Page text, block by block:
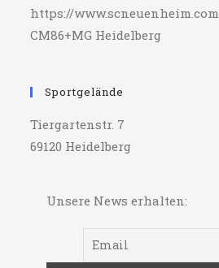
https://www.scneuenheim.com
CM86+MG Heidelberg
Sportgelände
Tiergartenstr. 7
69120 Heidelberg
Unsere News erhalten: